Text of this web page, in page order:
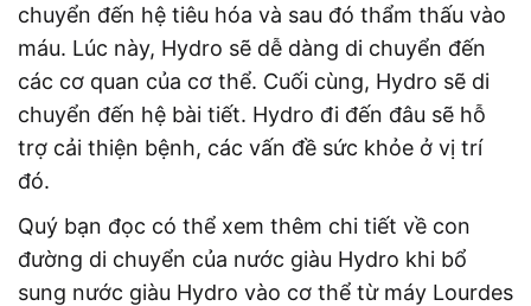
chuyển đến hệ tiêu hóa và sau đó thẩm thấu vào
máu. Lúc này, Hydro sẽ dễ dàng di chuyển đến
các cơ quan của cơ thể. Cuối cùng, Hydro sẽ di
chuyển đến hệ bài tiết. Hydro đi đến đâu sẽ hỗ
trợ cải thiện bệnh, các vấn đề sức khỏe ở vị trí
đó.
Quý bạn đọc có thể xem thêm chi tiết về con
đường di chuyển của nước giàu Hydro khi bổ
sung nước giàu Hydro vào cơ thể từ máy Lourdes